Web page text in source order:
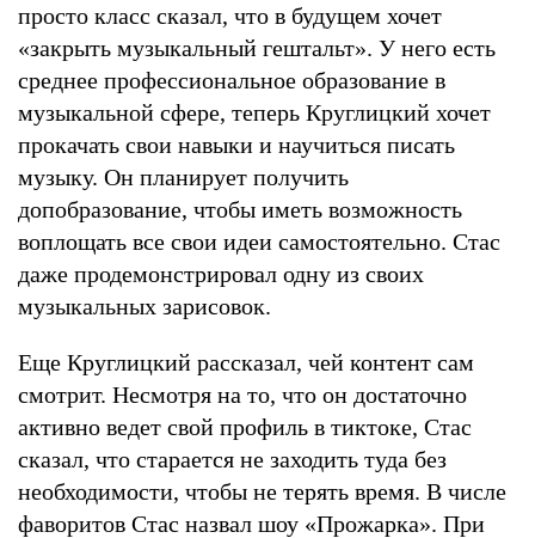
просто класс сказал, что в будущем хочет
«закрыть музыкальный гештальт». У него есть
среднее профессиональное образование в
музыкальной сфере, теперь Круглицкий хочет
прокачать свои навыки и научиться писать
музыку. Он планирует получить
допобразование, чтобы иметь возможность
воплощать все свои идеи самостоятельно. Стас
даже продемонстрировал одну из своих
музыкальных зарисовок.
Еще Круглицкий рассказал, чей контент сам
смотрит. Несмотря на то, что он достаточно
активно ведет свой профиль в тиктоке, Стас
сказал, что старается не заходить туда без
необходимости, чтобы не терять время. В числе
фаворитов Стас назвал шоу «Прожарка». При